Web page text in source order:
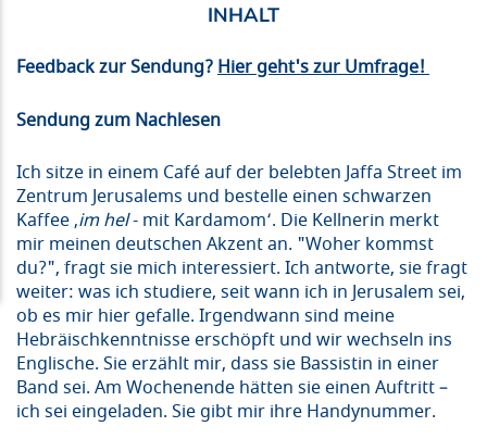
Feedback zur Sendung?Hier geht's zur Umfrage!
Sendung zum Nachlesen
Ich sitze in einem Café auf der belebten Jaffa Street im
Zentrum Jerusalems und bestelle einen schwarzen
Kaffee ‚im hel- mit Kardamom‘. Die Kellnerin merkt
mir meinen deutschen Akzent an. "Woher kommst
du?", fragt sie mich interessiert. Ich antworte, sie fragt
weiter: was ich studiere, seit wann ich in Jerusalem sei,
ob es mir hier gefalle. Irgendwann sind meine
Hebräischkenntnisse erschöpft und wir wechseln ins
Englische. Sie erzählt mir, dass sie Bassistin in einer
Band sei. Am Wochenende hätten sie einen Auftritt –
ich sei eingeladen. Sie gibt mir ihre Handynummer.